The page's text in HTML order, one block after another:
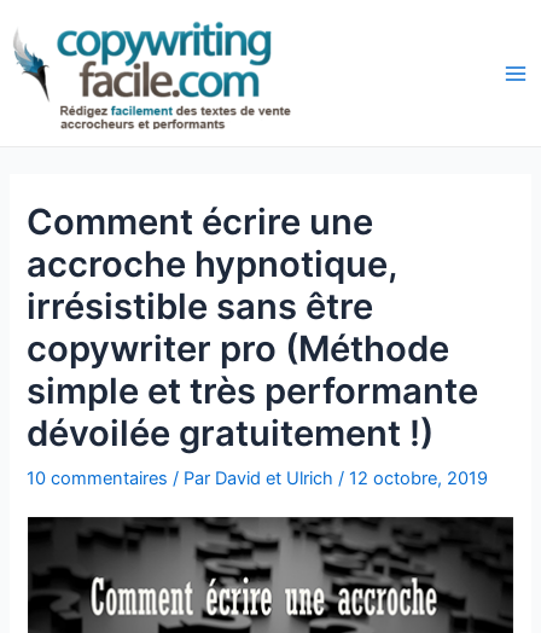
au
contenu
Comment écrire une
accroche hypnotique,
irrésistible sans être
copywriter pro (Méthode
simple et très performante
dévoilée gratuitement !)
10 commentaires / Par David et Ulrich/12 octobre, 2019